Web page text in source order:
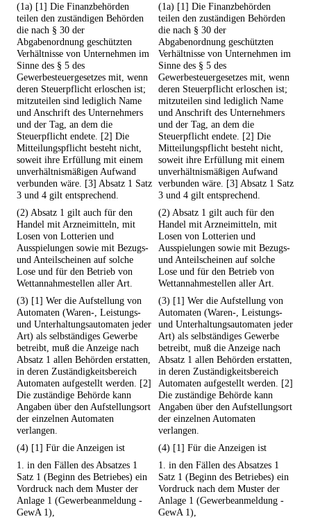
(1a) [1] Die Finanzbehörden
teilen den zuständigen Behörden
die nach § 30 der
Abgabenordnung geschützten
Verhältnisse von Unternehmen im
Sinne des § 5 des
Gewerbesteuergesetzes mit, wenn
deren Steuerpflicht erloschen ist;
mitzuteilen sind lediglich Name
und Anschrift des Unternehmers
und der Tag, an dem die
Steuerpflicht endete. [2] Die
Mitteilungspflicht besteht nicht,
soweit ihre Erfüllung mit einem
unverhältnismäßigen Aufwand
verbunden wäre. [3] Absatz 1 Satz
3 und 4 gilt entsprechend.
(1a) [1] Die Finanzbehörden
teilen den zuständigen Behörden
die nach § 30 der
Abgabenordnung geschützten
Verhältnisse von Unternehmen im
Sinne des § 5 des
Gewerbesteuergesetzes mit, wenn
deren Steuerpflicht erloschen ist;
mitzuteilen sind lediglich Name
und Anschrift des Unternehmers
und der Tag, an dem die
Steuerpflicht endete. [2] Die
Mitteilungspflicht besteht nicht,
soweit ihre Erfüllung mit einem
unverhältnismäßigen Aufwand
verbunden wäre. [3] Absatz 1 Satz
3 und 4 gilt entsprechend.
(2) Absatz 1 gilt auch für den
Handel mit Arzneimitteln, mit
Losen von Lotterien und
Ausspielungen sowie mit Bezugs-
und Anteilscheinen auf solche
Lose und für den Betrieb von
Wettannahmestellen aller Art.
(2) Absatz 1 gilt auch für den
Handel mit Arzneimitteln, mit
Losen von Lotterien und
Ausspielungen sowie mit Bezugs-
und Anteilscheinen auf solche
Lose und für den Betrieb von
Wettannahmestellen aller Art.
(3) [1] Wer die Aufstellung von
Automaten (Waren-, Leistungs-
und Unterhaltungsautomaten jeder
Art) als selbständiges Gewerbe
betreibt, muß die Anzeige nach
Absatz 1 allen Behörden erstatten,
in deren Zuständigkeitsbereich
Automaten aufgestellt werden. [2]
Die zuständige Behörde kann
Angaben über den Aufstellungsort
der einzelnen Automaten
verlangen.
(3) [1] Wer die Aufstellung von
Automaten (Waren-, Leistungs-
und Unterhaltungsautomaten jeder
Art) als selbständiges Gewerbe
betreibt, muß die Anzeige nach
Absatz 1 allen Behörden erstatten,
in deren Zuständigkeitsbereich
Automaten aufgestellt werden. [2]
Die zuständige Behörde kann
Angaben über den Aufstellungsort
der einzelnen Automaten
verlangen.
(4) [1] Für die Anzeigen ist
(4) [1] Für die Anzeigen ist
1. in den Fällen des Absatzes 1
Satz 1 (Beginn des Betriebes) ein
Vordruck nach dem Muster der
Anlage 1 (Gewerbeanmeldung -
GewA 1),
1. in den Fällen des Absatzes 1
Satz 1 (Beginn des Betriebes) ein
Vordruck nach dem Muster der
Anlage 1 (Gewerbeanmeldung -
GewA 1),